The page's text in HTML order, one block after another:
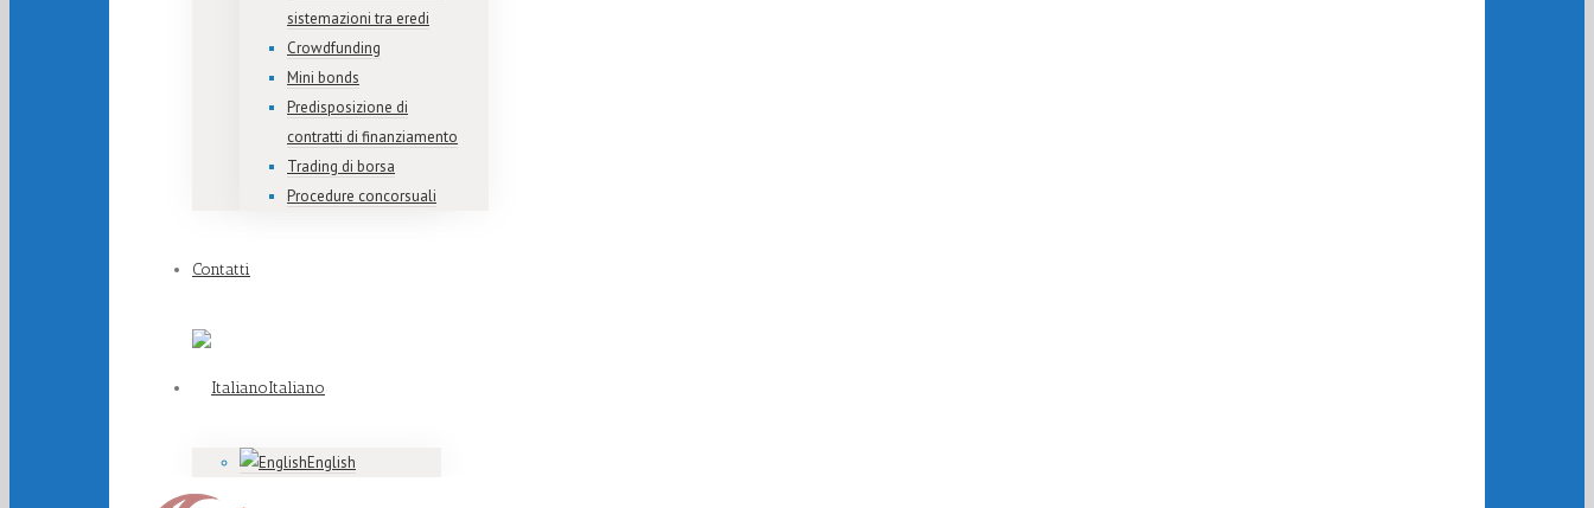
sistemazioni tra eredi
Crowdfunding
Mini bonds
Predisposizione di
contratti di finanziamento
Trading di borsa
Procedure concorsuali
Contatti
Italiano
English